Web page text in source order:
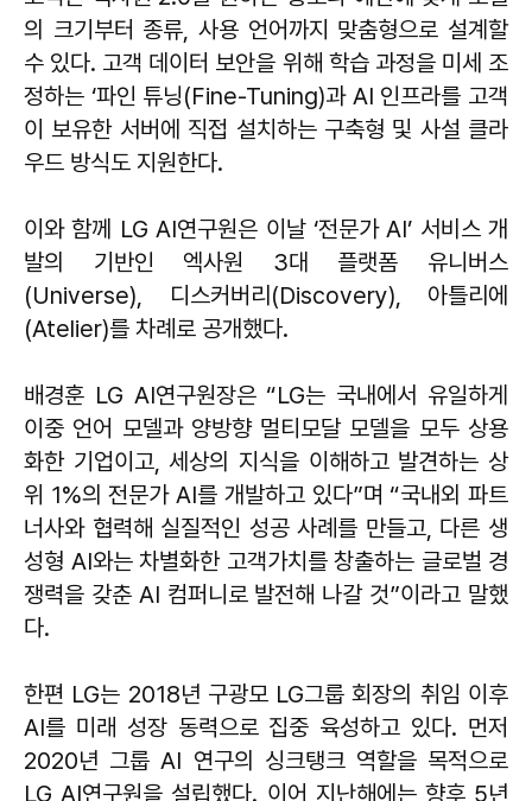
의 크기부터 종류, 사용 언어까지 맞춤형으로 설계할
수 있다. 고객 데이터 보안을 위해 학습 과정을 미세 조
정하는 ‘파인 튜닝(Fine-Tuning)과 AI 인프라를 고객
이 보유한 서버에 직접 설치하는 구축형 및 사설 클라
우드 방식도 지원한다.
이와 함께 LG AI연구원은 이날 ‘전문가 AI’ 서비스 개
발의 기반인 엑사원 3대 플랫폼 유니버스
(Universe), 디스커버리(Discovery), 아틀리에
(Atelier)를 차례로 공개했다.
배경훈 LG AI연구원장은 “LG는 국내에서 유일하게
이중 언어 모델과 양방향 멀티모달 모델을 모두 상용
화한 기업이고, 세상의 지식을 이해하고 발견하는 상
위 1%의 전문가 AI를 개발하고 있다”며 “국내외 파트
너사와 협력해 실질적인 성공 사례를 만들고, 다른 생
성형 AI와는 차별화한 고객가치를 창출하는 글로벌 경
쟁력을 갖춘 AI 컴퍼니로 발전해 나갈 것”이라고 말했
다.
한편 LG는 2018년 구광모 LG그룹 회장의 취임 이후
AI를 미래 성장 동력으로 집중 육성하고 있다. 먼저
2020년 그룹 AI 연구의 싱크탱크 역할을 목적으로
LG AI연구원을 설립했다. 이어 지난해에는 향후 5년